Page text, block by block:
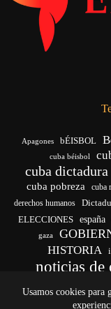
Usamos cookies para
Apagones bÉISBOL
cuba béisbol
cuba dictadura
cuba pobreza cuba
derechos humanos
ELECCIONES españa
gaza
HISTORIA
noticias de